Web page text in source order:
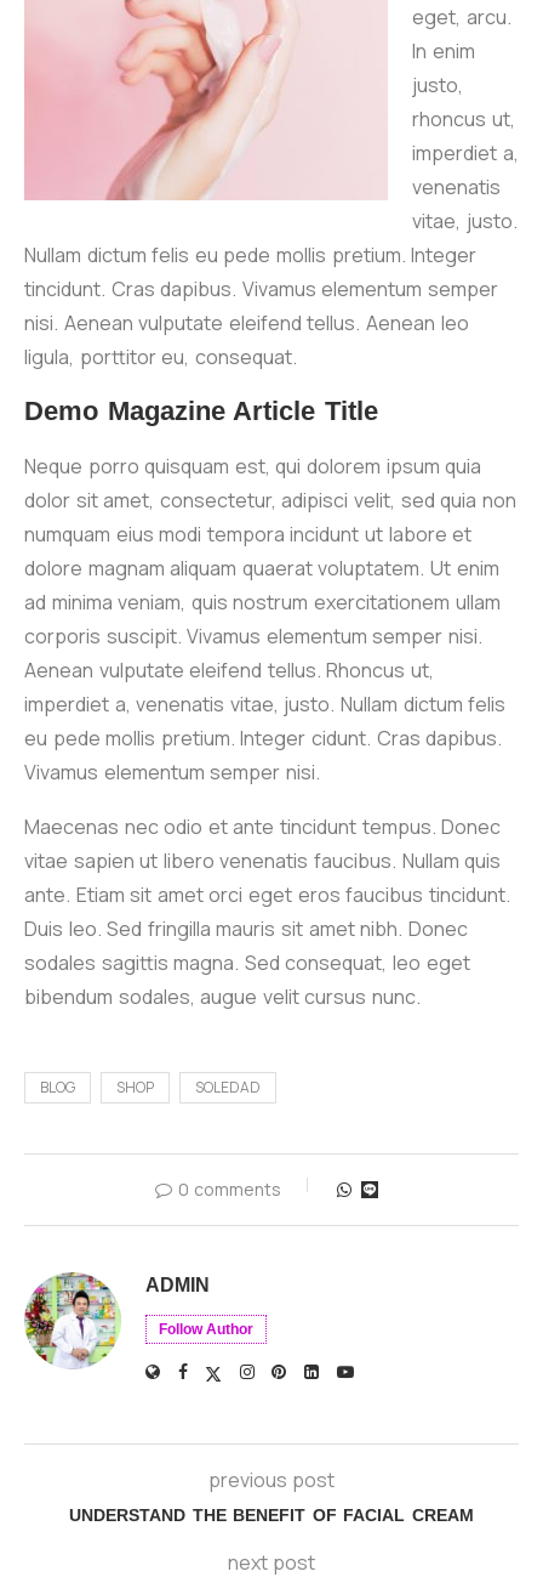
eget, arcu.
In enim
justo,
rhoncus ut,
imperdiet a,
venenatis
vitae, justo.
Nullam dictum felis eu pede mollis pretium. Integer
tincidunt. Cras dapibus. Vivamus elementum semper
nisi. Aenean vulputate eleifend tellus. Aenean leo
ligula, porttitor eu, consequat.
Demo Magazine Article Title
Neque porro quisquam est, qui dolorem ipsum quia
dolor sit amet, consectetur, adipisci velit, sed quia non
numquam eius modi tempora incidunt ut labore et
dolore magnam aliquam quaerat voluptatem. Ut enim
ad minima veniam, quis nostrum exercitationem ullam
corporis suscipit. Vivamus elementum semper nisi.
Aenean vulputate eleifend tellus. Rhoncus ut,
imperdiet a, venenatis vitae, justo. Nullam dictum felis
eu pede mollis pretium. Integer cidunt. Cras dapibus.
Vivamus elementum semper nisi.
Maecenas nec odio et ante tincidunt tempus. Donec
vitae sapien ut libero venenatis faucibus. Nullam quis
ante. Etiam sit amet orci eget eros faucibus tincidunt.
Duis leo. Sed fringilla mauris sit amet nibh. Donec
sodales sagittis magna. Sed consequat, leo eget
bibendum sodales, augue velit cursus nunc.
BLOG SHOP SOLEDAD
0 comments
ADMIN
Follow Author
previous post
UNDERSTAND THE BENEFIT OF FACIAL CREAM
next post